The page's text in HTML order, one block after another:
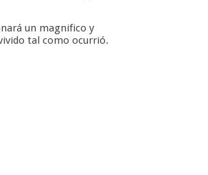
un magnifico y
tal como ocurrió.